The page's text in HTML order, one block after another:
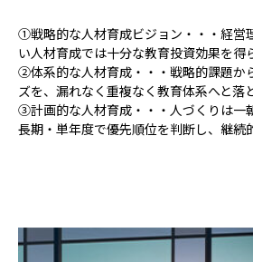
①戦略的な人材育成ビジョン・・・経営
い人材育成では十分な教育投資効果を得
②体系的な人材育成・・・戦略的課題か
ズを、漏れなく重複なく教育体系へと落
③計画的な人材育成・・・人づくりは一
長期・単年度で優先順位を判断し、継続